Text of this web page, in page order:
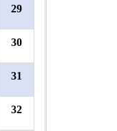
29
30
31
32